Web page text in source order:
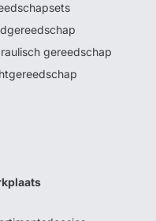
gereedschap